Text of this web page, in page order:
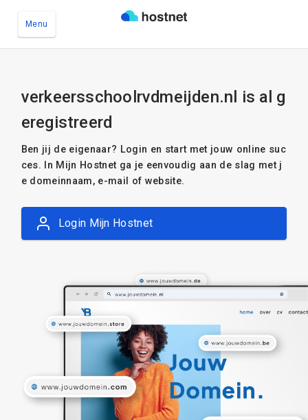
Menu
verkeersschoolrvdmeijden.nl is al g
eregistreerd
Ben jij de eigenaar? Login en start met jouw online suc
ces. In Mijn Hostnet ga je eenvoudig aan de slag met j
e domeinnaam, e-mail of website.
Login Mijn Hostnet